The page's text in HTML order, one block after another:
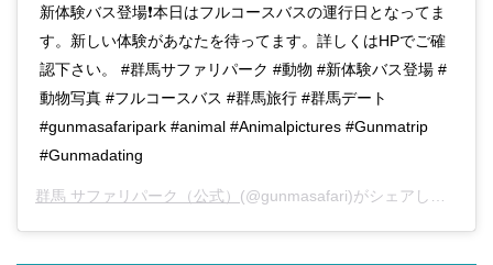
新体験バス登場❗本日はフルコースバスの運行日となってま
す。新しい体験があなたを待ってます。詳しくはHPでご確
認下さい。 #群馬サファリパーク #動物 #新体験バス登場 #
動物写真 #フルコースバス #群馬旅行 #群馬デート
#gunmasafaripark #animal #Animalpictures #Gunmatrip
#Gunmadating
群馬 サファリパーク（公式） (@gunmasafari)がシェアした投稿 –